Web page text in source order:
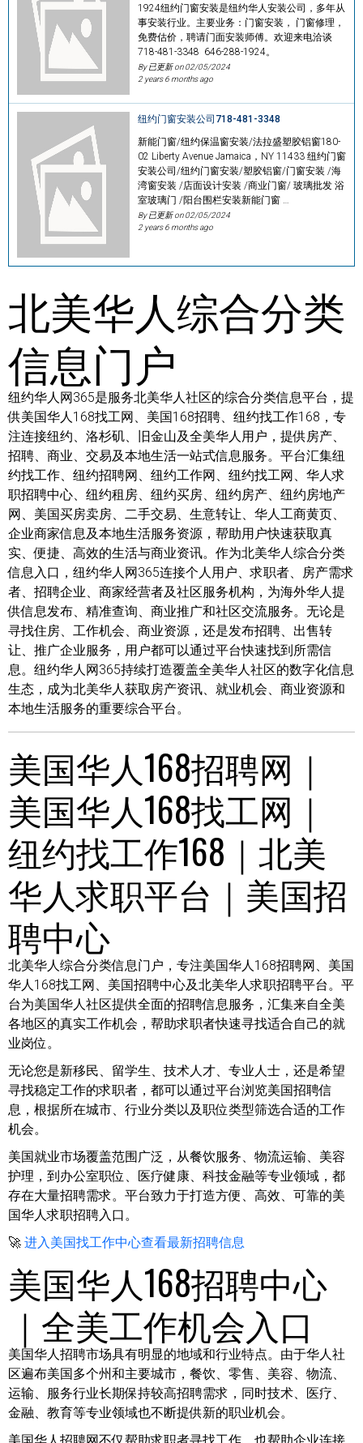
1924纽约门窗安装是纽约华人安装公司，多年从
事安装行业。主要业务：门窗安装， 门窗修理，
免费估价，聘请门面安装师傅。欢迎来电洽谈
718-481-3348 646-288-1924。
By 已更新 on02/05/2024
2 years 6 months ago
纽约门窗安装公司718-481-3348
新能门窗/纽约保温窗安装/法拉盛塑胶铝窗180-
02 Liberty Avenue Jamaica，NY 11433 纽约门窗
安装公司/纽约门窗安装/塑胶铝窗/门窗安装 /海
湾窗安装 /店面设计安装 /商业门窗/ 玻璃批发 浴
室玻璃门 /阳台围栏安装新能门窗 …
By 已更新 on02/05/2024
2 years 6 months ago
北美华人综合分类
信息门户
纽约华人网365是服务北美华人社区的综合分类信息平台，提
供美国华人168找工网、美国168招聘、纽约找工作168，专
注连接纽约、洛杉矶、旧金山及全美华人用户，提供房产、
招聘、商业、交易及本地生活一站式信息服务。平台汇集纽
约找工作、纽约招聘网、纽约工作网、纽约找工网、华人求
职招聘中心、纽约租房、纽约买房、纽约房产、纽约房地产
网、美国买房卖房、二手交易、生意转让、华人工商黄页、
企业商家信息及本地生活服务资源，帮助用户快速获取真
实、便捷、高效的生活与商业资讯。作为北美华人综合分类
信息入口，纽约华人网365连接个人用户、求职者、房产需求
者、招聘企业、商家经营者及社区服务机构，为海外华人提
供信息发布、精准查询、商业推广和社区交流服务。无论是
寻找住房、工作机会、商业资源，还是发布招聘、出售转
让、推广企业服务，用户都可以通过平台快速找到所需信
息。纽约华人网365持续打造覆盖全美华人社区的数字化信息
生态，成为北美华人获取房产资讯、就业机会、商业资源和
本地生活服务的重要综合平台。
美国华人168招聘网｜
美国华人168找工网｜
纽约找工作168｜北美
华人求职平台｜美国招
聘中心
北美华人综合分类信息门户，专注美国华人168招聘网、美国
华人168找工网、美国招聘中心及北美华人求职招聘平台。平
台为美国华人社区提供全面的招聘信息服务，汇集来自全美
各地区的真实工作机会，帮助求职者快速寻找适合自己的就
业岗位。
无论您是新移民、留学生、技术人才、专业人士，还是希望
寻找稳定工作的求职者，都可以通过平台浏览美国招聘信
息，根据所在城市、行业分类以及职位类型筛选合适的工作
机会。
美国就业市场覆盖范围广泛，从餐饮服务、物流运输、美容
护理，到办公室职位、医疗健康、科技金融等专业领域，都
存在大量招聘需求。平台致力于打造方便、高效、可靠的美
国华人求职招聘入口。
🚀 进入美国找工作中心查看最新招聘信息
美国华人168招聘中心
｜全美工作机会入口
美国华人招聘市场具有明显的地域和行业特点。由于华人社
区遍布美国多个州和主要城市，餐饮、零售、美容、物流、
运输、服务行业长期保持较高招聘需求，同时技术、医疗、
金融、教育等专业领域也不断提供新的职业机会。
美国华人招聘网不仅帮助求职者寻找工作，也帮助企业连接